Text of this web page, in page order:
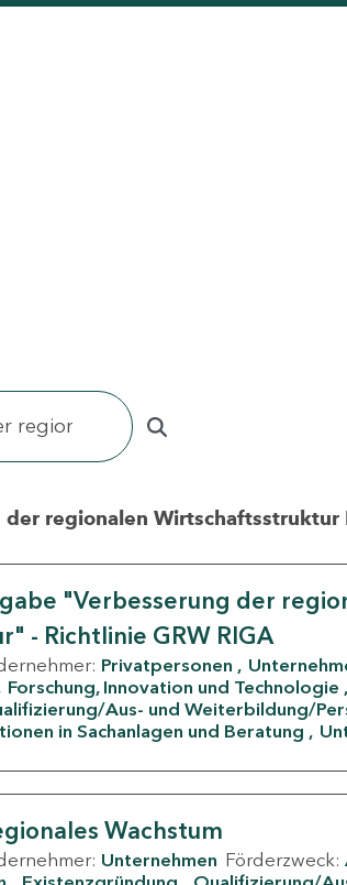
der regionalen Wirtschaftsstruktur
"Verbesserung der
- Richtlinie GRW RIGA
Privatpersonen
Forschung, Innovation und Technologie
Aus- und Weiterbildung/
in Sachanlagen und Beratung
Wachstum
Unternehmen Förderzweck: